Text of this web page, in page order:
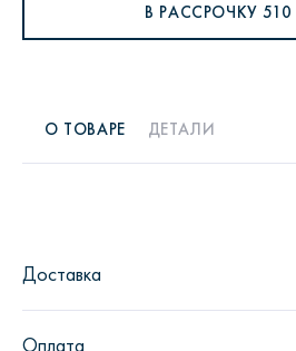
В РАССРОЧКУ510
О ТОВАРЕ ДЕТАЛИ
Доставка
Оплата